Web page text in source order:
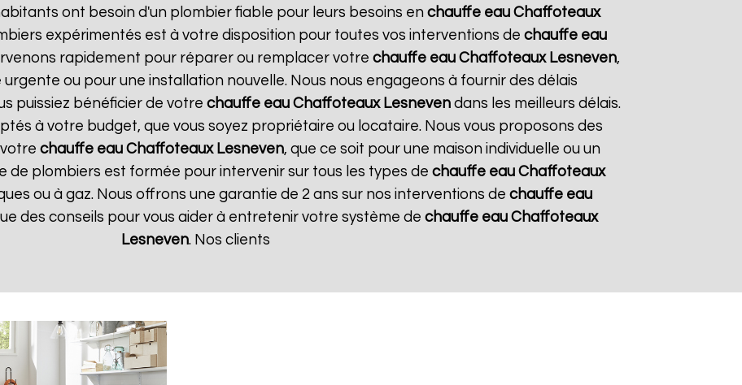
ont besoin d'un plombier fiable pour leurs besoins en chauffe eau Chaffoteaux
expérimentés est à votre disposition pour toutes vos interventions de chauffe eau
rapidement pour réparer ou remplacer votre chauffe eau Chaffoteaux Lesneven,
ou pour une installation nouvelle. Nous nous engageons à fournir des délais
puissiez bénéficier de votre chauffe eau Chaffoteaux Lesnevendans les meilleurs délais.
à votre budget, que vous soyez propriétaire ou locataire. Nous vous proposons des
chauffe eau Chaffoteaux Lesneven, que ce soit pour une maison individuelle ou un
de plombiers est formée pour intervenir sur tous les types de chauffe eau Chaffoteaux
ou à gaz. Nous offrons une garantie de 2 ans sur nos interventions de chauffe eau
des conseils pour vous aider à entretenir votre système de chauffe eau Chaffoteaux
Lesneven. Nos clients